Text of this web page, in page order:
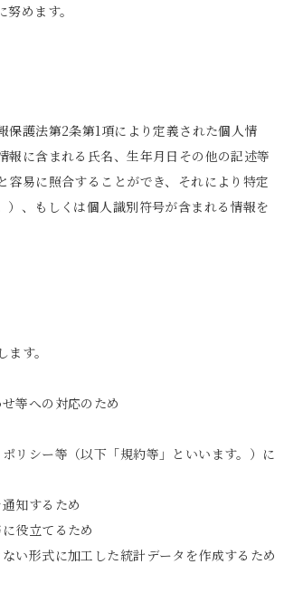
めます。
護法第2条第1項により定義された個人情
に含まれる氏名、生年月日その他の記述等
易に照合することができ、それにより特定
、もしくは個人識別符号が含まれる情報を
す。
等への対応のため
リシー等（以下「規約等」といいます。）に
知するため
役立てるため
い形式に加工した統計データを作成するため